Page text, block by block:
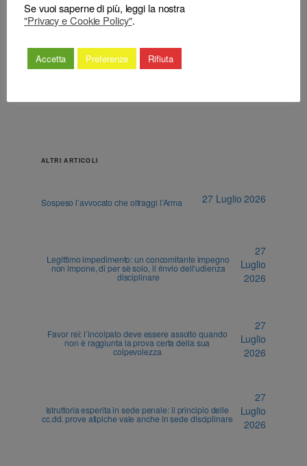
sanatoria e/o ratifica ex art. 182
cpc adesso riguarda anche
alle liti
costituente anche reato: il
quello penale
ALTRI ARTICOLI
Sospeso l’avvocato che oltraggi l’Arma 27 Luglio 2026
Legittimo impedimento: un concomitante impegno
non impone, di per sè solo, il rinvio dell’udienza
disciplinare
27
Luglio
2026
Favor rei: l’incolpato deve essere assolto quando
non è raggiunta la prova certa della sua
colpevolezza
27
Luglio
2026
Istruttoria esperita in sede penale: il principio delle
cc.dd. prove atipiche vale anche in sede disciplinare
27
Luglio
2026
Se vuoi saperne di più, leggi la nostra
"Privacy e Cookie Policy".
Accetta Preferenze Rifiuta